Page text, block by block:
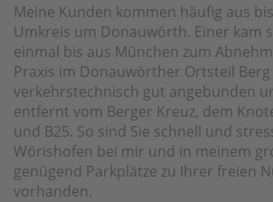
Meine Kunden kommen häufig aus
Umkreis um Donauwörth. Einer kam
einmal bis aus München zum
Praxis im Donauwörther Ortsteil
verkehrstechnisch gut angebunden
entfernt vom Berger Kreuz, dem
und B25. So sind Sie schnell und
Wörishofen bei mir und in meinem
genügend Parkplätze zu Ihrer freien
vorhanden.